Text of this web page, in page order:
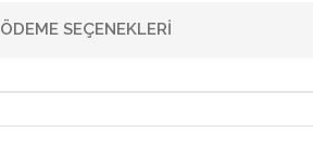
ÖDEME SEÇENEKLERI